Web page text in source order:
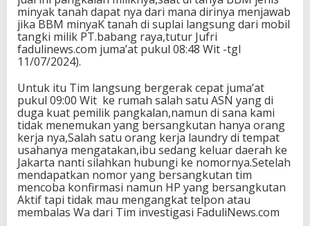
minyak tanah dapat nya dari mana dirinya menjawab
jika BBM minyaK tanah di suplai langsung dari mobil
tangki milik PT.babang raya,tutur Jufri
fadulinews.com juma’at pukul 08:48 Wit -tgl
11/07/2024).
Untuk itu Tim langsung bergerak cepat juma’at
pukul 09:00 Wit ke rumah salah satu ASN yang di
duga kuat pemilik pangkalan,namun di sana kami
tidak menemukan yang bersangkutan hanya orang
kerja nya,Salah satu orang kerja laundry di tempat
usahanya mengatakan,ibu sedang keluar daerah ke
Jakarta nanti silahkan hubungi ke nomornya.Setelah
mendapatkan nomor yang bersangkutan tim
mencoba konfirmasi namun HP yang bersangkutan
Aktif tapi tidak mau mengangkat telpon atau
membalas Wa dari Tim investigasi FaduliNews.com